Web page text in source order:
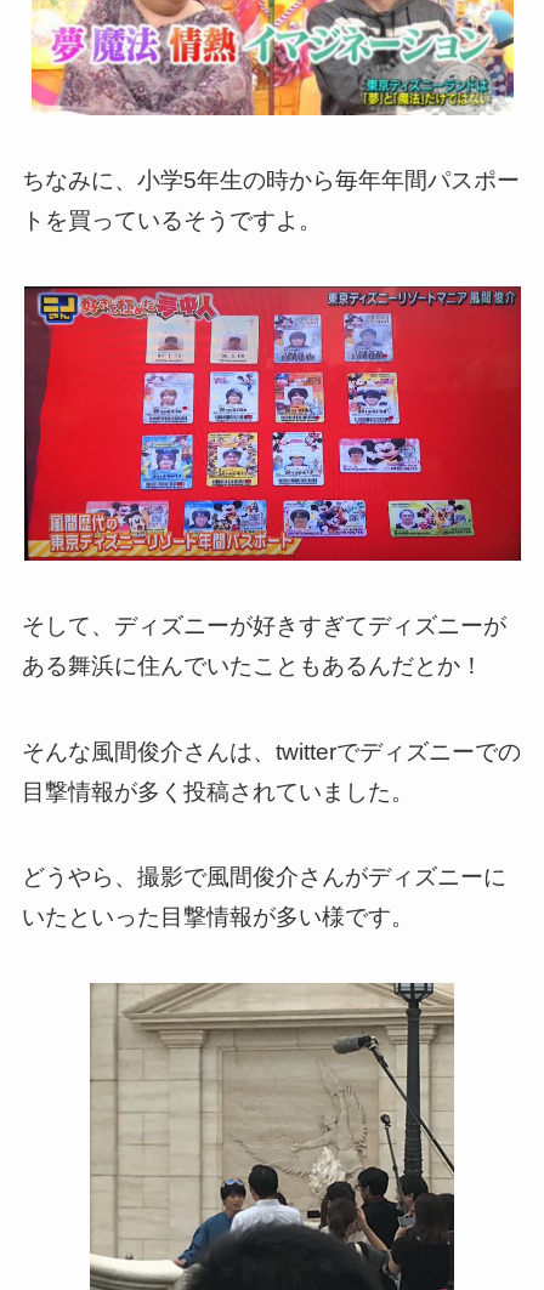
ちなみに、小学5年生の時から毎年年間パスポー
トを買っているそうですよ。
そして、ディズニーが好きすぎてディズニーが
ある舞浜に住んでいたこともあるんだとか！
そんな風間俊介さんは、twitterでディズニーでの
目撃情報が多く投稿されていました。
どうやら、撮影で風間俊介さんがディズニーに
いたといった目撃情報が多い様です。